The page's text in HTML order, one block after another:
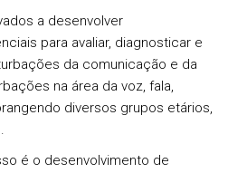
a desenvolver
para avaliar, diagnosticar e
da comunicação e da
na área da voz, fala,
diversos grupos etários,
é o desenvolvimento de